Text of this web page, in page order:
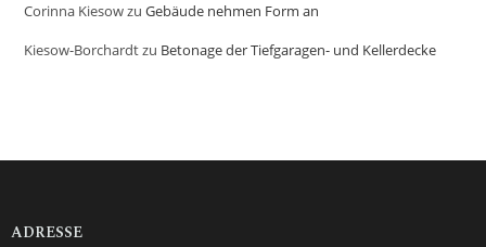
Corinna KiesowzuGebäude nehmen Form an
Kiesow-Borchardtzu Betonage der Tiefgaragen- und Kellerdecke
ADRESSE